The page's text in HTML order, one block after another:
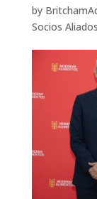
by
Socios Aliados